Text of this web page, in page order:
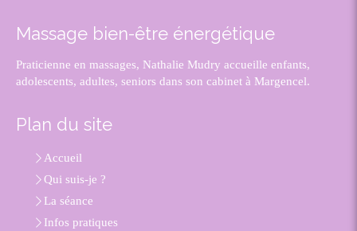
Massage bien-être énergétique
Praticienne en massages, Nathalie Mudry accueille enfants,
adolescents, adultes, seniors dans son cabinet à Margencel.
Plan du site
Accueil
Qui suis-je ?
La séance
Infos pratiques